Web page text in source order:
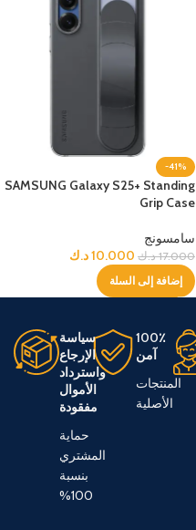
-41%
SAMSUNG Galaxy S25+ Standing
Grip Case
سامسونج
17.000 د.ك 10.000د.ك
إضافة إلى السلة
100٪
آمن
المنتجات
الأصلية
سياسة
الإرجاع
واسترداد
الأموال
مفقودة
حماية
المشتري
بنسبة
100%